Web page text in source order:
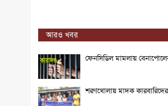
আরও খবর
ফেনসিডিল মামলায়
শরণখোলায় মাদক কারবারিদের